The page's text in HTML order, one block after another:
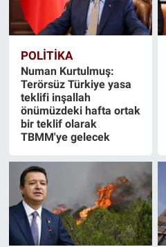
POLİTİKA
Numan Kurtulmuş:
Terörsüz Türkiye yasa
teklifi inşallah
önümüzdeki hafta ortak
bir teklif olarak
TBMM'ye gelecek